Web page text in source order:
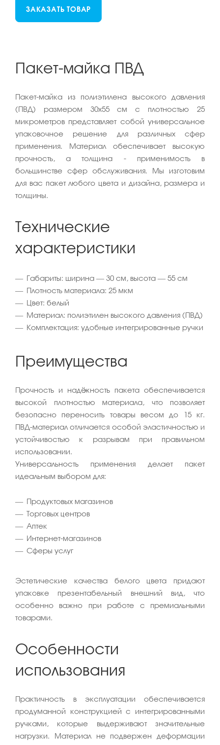
ЗАКАЗАТЬ ТОВАР
Пакет-майка ПВД
Пакет-майка из полиэтилена высокого давления
(ПВД) размером 30x55 см с плотностью 25
микрометров представляет собой универсальное
упаковочное решение для различных сфер
применения. Материал обеспечивает высокую
прочность, а толщина - применимость в
большинстве сфер обслуживания. Мы изготовим
для вас пакет любого цвета и дизайна, размера и
толщины.
Технические
характеристики
Габариты: ширина — 30 см, высота — 55 см
Плотность материала: 25 мкм
Цвет: белый
Материал: полиэтилен высокого давления (ПВД)
Комплектация: удобные интегрированные ручки
Преимущества
Прочность и надёжность пакета обеспечивается
высокой плотностью материала, что позволяет
безопасно переносить товары весом до 15 кг.
ПВД-материал отличается особой эластичностью и
устойчивостью к разрывам при правильном
использовании.
Универсальность применения делает пакет
идеальным выбором для:
Продуктовых магазинов
Торговых центров
Аптек
Интернет-магазинов
Сферы услуг
Эстетические качества белого цвета придают
упаковке презентабельный внешний вид, что
особенно важно при работе с премиальными
товарами.
Особенности
использования
Практичность в эксплуатации обеспечивается
продуманной конструкцией с интегрированными
ручками, которые выдерживают значительные
нагрузки. Материал не подвержен деформации